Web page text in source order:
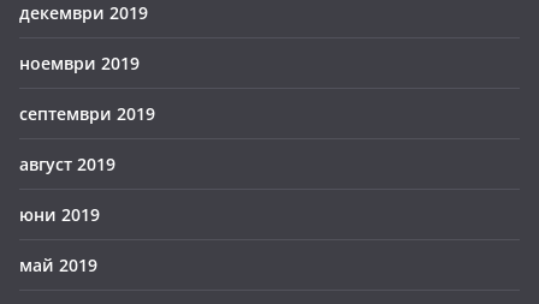
декември 2019
ноември 2019
септември 2019
август 2019
юни 2019
май 2019